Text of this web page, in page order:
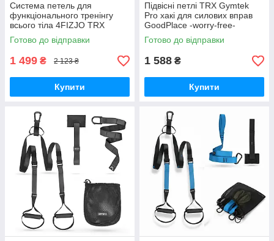
Система петель для
функціонального тренінгу
всього тіла 4FIZJO TRX
4FJ0266 GoodPlace -worry-
free-shopping-
Готово до відправки
1 499 ₴ 2 123 ₴
Купити
Підвісні петлі TRX Gymtek
Pro хакі для силових вправ
GoodPlace -worry-free-
shopping-
Готово до відправки
1 588 ₴
Купити